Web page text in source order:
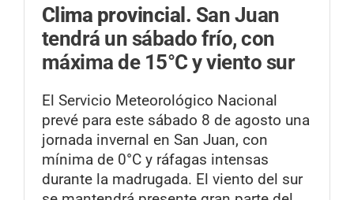
Clima provincial. San Juan
tendrá un sábado frío, con
máxima de 15°C y viento sur
El Servicio Meteorológico Nacional
prevé para este sábado 8 de agosto una
jornada invernal en San Juan, con
mínima de 0°C y ráfagas intensas
durante la madrugada. El viento del sur